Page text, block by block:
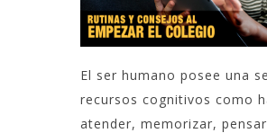
El ser humano posee una
recursos cognitivos como
atender, memorizar,